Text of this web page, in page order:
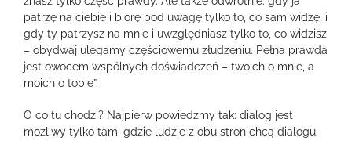
patrzę na ciebie i biorę pod uwagę tylko to, co sam widzę, i
gdy ty patrzysz na mnie i uwzględniasz tylko to, co widzisz
– obydwaj ulegamy częściowemu złudzeniu. Pełna prawda
jest owocem wspólnych doświadczeń – twoich o mnie, a
moich o tobie”.
O co tu chodzi? Najpierw powiedzmy tak: dialog jest
możliwy tylko tam, gdzie ludzie z obu stron chcą dialogu.